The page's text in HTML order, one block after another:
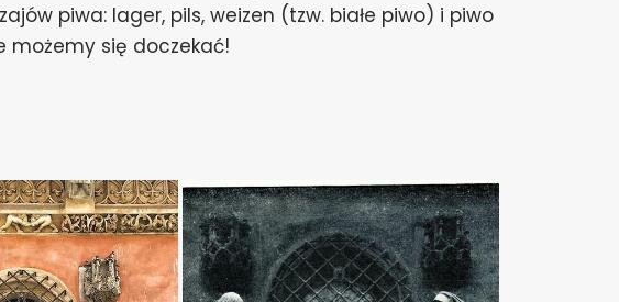
ów piwa: lager, pils, weizen (tzw. białe piwo) i piwo
możemy się doczekać!